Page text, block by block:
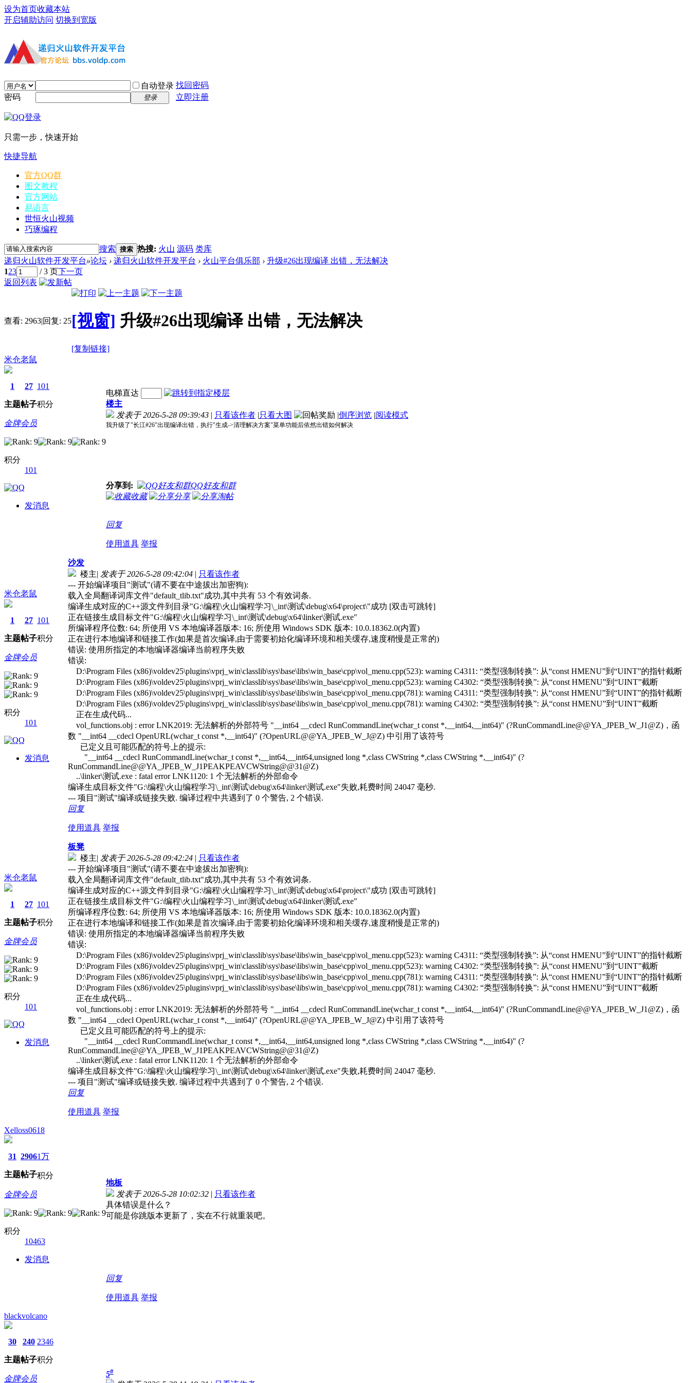
设为首页收藏本站
开启辅助访问 切换到宽版
自动登录 找回密码
密码
登录 立即注册
只需一步，快速开始
快捷导航
官方QQ群
图文教程
官方网站
易语言
世恒火山视频
巧琢编程
搜索 搜索 热搜: 火山 源码 类库
递归火山软件开发平台»论坛 › 递归火山软件开发平台 › 火山平台俱乐部 › 升级#26出现编译 出错，无法解决
123 / 3 页下一页
返回列表
查看: 2963|回复: 25[视窗] 升级#26出现编译 出错，无法解决
[复制链接]
米仓老鼠
1
主题
27
帖子
101
积分
金牌会员
积分
101
发消息
电梯直达
楼主
发表于 2026-5-28 09:39:43 | 只看该作者 |只看大图 |倒序浏览 |阅读模式
我升级了"长江#26"出现编译出错，执行"生成->清理解决方案"菜单功能后依然出错如何解决
分享到:
QQ好友和群
收藏
分享 淘帖
回复
使用道具 举报
米仓老鼠
1
主题
27
帖子
101
积分
金牌会员
积分
101
发消息
沙发
楼主| 发表于 2026-5-28 09:42:04 | 只看该作者
--- 开始编译项目"测试"(请不要在中途拔出加密狗):
载入全局翻译词库文件"default_tlib.txt"成功,其中共有 53 个有效词条.
编译生成对应的C++源文件到目录"G:\编程\火山编程学习\_int\测试\debug\x64\project\"成功 [双击可跳转]
正在链接生成目标文件"G:\编程\火山编程学习\_int\测试\debug\x64\linker\测试.exe"
所编译程序位数: 64; 所使用 VS 本地编译器版本: 16; 所使用 Windows SDK 版本: 10.0.18362.0(内置)
正在进行本地编译和链接工作(如果是首次编译,由于需要初始化编译环境和相关缓存,速度稍慢是正常的)
错误: 使用所指定的本地编译器编译当前程序失败
错误:
D:\Program Files (x86)\voldev25\plugins\vprj_win\classlib\sys\base\libs\win_base\cpp\vol_menu.cpp(523): warning C4311: “类型强制转换”: 从“const HMENU”到“UINT”的指针截断
D:\Program Files (x86)\voldev25\plugins\vprj_win\classlib\sys\base\libs\win_base\cpp\vol_menu.cpp(523): warning C4302: “类型强制转换”: 从“const HMENU”到“UINT”截断
D:\Program Files (x86)\voldev25\plugins\vprj_win\classlib\sys\base\libs\win_base\cpp\vol_menu.cpp(781): warning C4311: “类型强制转换”: 从“const HMENU”到“UINT”的指针截断
D:\Program Files (x86)\voldev25\plugins\vprj_win\classlib\sys\base\libs\win_base\cpp\vol_menu.cpp(781): warning C4302: “类型强制转换”: 从“const HMENU”到“UINT”截断
正在生成代码...
vol_functions.obj : error LNK2019: 无法解析的外部符号 "__int64 __cdecl RunCommandLine(wchar_t const *,__int64,__int64)" (?RunCommandLine@@YA_JPEB_W_J1@Z)，函
数 "__int64 __cdecl OpenURL(wchar_t const *,__int64)" (?OpenURL@@YA_JPEB_W_J@Z) 中引用了该符号
已定义且可能匹配的符号上的提示:
"__int64 __cdecl RunCommandLine(wchar_t const *,__int64,__int64,unsigned long *,class CWString *,class CWString *,__int64)" (?
RunCommandLine@@YA_JPEB_W_J1PEAKPEAVCWString@@31@Z)
..\linker\测试.exe : fatal error LNK1120: 1 个无法解析的外部命令
编译生成目标文件"G:\编程\火山编程学习\_int\测试\debug\x64\linker\测试.exe"失败,耗费时间 24047 毫秒.
--- 项目"测试"编译或链接失败. 编译过程中共遇到了 0 个警告, 2 个错误.
回复
使用道具 举报
米仓老鼠
1
主题
27
帖子
101
积分
金牌会员
积分
101
发消息
板凳
楼主| 发表于 2026-5-28 09:42:24 | 只看该作者
--- 开始编译项目"测试"(请不要在中途拔出加密狗):
载入全局翻译词库文件"default_tlib.txt"成功,其中共有 53 个有效词条.
编译生成对应的C++源文件到目录"G:\编程\火山编程学习\_int\测试\debug\x64\project\"成功 [双击可跳转]
正在链接生成目标文件"G:\编程\火山编程学习\_int\测试\debug\x64\linker\测试.exe"
所编译程序位数: 64; 所使用 VS 本地编译器版本: 16; 所使用 Windows SDK 版本: 10.0.18362.0(内置)
正在进行本地编译和链接工作(如果是首次编译,由于需要初始化编译环境和相关缓存,速度稍慢是正常的)
错误: 使用所指定的本地编译器编译当前程序失败
错误:
D:\Program Files (x86)\voldev25\plugins\vprj_win\classlib\sys\base\libs\win_base\cpp\vol_menu.cpp(523): warning C4311: “类型强制转换”: 从“const HMENU”到“UINT”的指针截断
D:\Program Files (x86)\voldev25\plugins\vprj_win\classlib\sys\base\libs\win_base\cpp\vol_menu.cpp(523): warning C4302: “类型强制转换”: 从“const HMENU”到“UINT”截断
D:\Program Files (x86)\voldev25\plugins\vprj_win\classlib\sys\base\libs\win_base\cpp\vol_menu.cpp(781): warning C4311: “类型强制转换”: 从“const HMENU”到“UINT”的指针截断
D:\Program Files (x86)\voldev25\plugins\vprj_win\classlib\sys\base\libs\win_base\cpp\vol_menu.cpp(781): warning C4302: “类型强制转换”: 从“const HMENU”到“UINT”截断
正在生成代码...
vol_functions.obj : error LNK2019: 无法解析的外部符号 "__int64 __cdecl RunCommandLine(wchar_t const *,__int64,__int64)" (?RunCommandLine@@YA_JPEB_W_J1@Z)，函
数 "__int64 __cdecl OpenURL(wchar_t const *,__int64)" (?OpenURL@@YA_JPEB_W_J@Z) 中引用了该符号
已定义且可能匹配的符号上的提示:
"__int64 __cdecl RunCommandLine(wchar_t const *,__int64,__int64,unsigned long *,class CWString *,class CWString *,__int64)" (?
RunCommandLine@@YA_JPEB_W_J1PEAKPEAVCWString@@31@Z)
..\linker\测试.exe : fatal error LNK1120: 1 个无法解析的外部命令
编译生成目标文件"G:\编程\火山编程学习\_int\测试\debug\x64\linker\测试.exe"失败,耗费时间 24047 毫秒.
--- 项目"测试"编译或链接失败. 编译过程中共遇到了 0 个警告, 2 个错误.
回复
使用道具 举报
Xelloss0618
31
主题
2906
帖子
1万
积分
金牌会员
积分
10463
发消息
地板
发表于 2026-5-28 10:02:32 | 只看该作者
具体错误是什么？
可能是你跳版本更新了，实在不行就重装吧。
回复
使用道具 举报
blackvolcano
30
主题
240
帖子
2346
积分
金牌会员
5#